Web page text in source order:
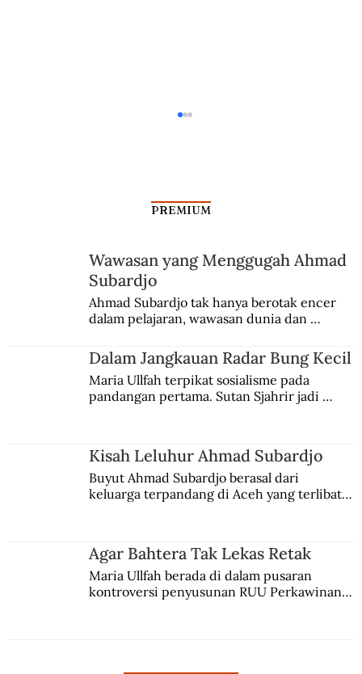
Otto Skorzeny yang Ditakuti
PREMIUM
Wawasan yang Menggugah Ahmad
Subardjo
Ahmad Subardjo tak hanya berotak encer
dalam pelajaran, wawasan dunia dan
Jules Verne, Multatuli, hingga Sun Yat-sen.
Dalam Jangkauan Radar Bung Kecil
Maria Ullfah terpikat sosialisme pada
pandangan pertama. Sutan Sjahrir jadi
Kisah Leluhur Ahmad Subardjo
Buyut Ahmad Subardjo berasal dari
keluarga terpandang di Aceh yang terlibat
Agar Bahtera Tak Lekas Retak
Maria Ullfah berada di dalam pusaran
kontroversi penyusunan RUU Perkawinan.